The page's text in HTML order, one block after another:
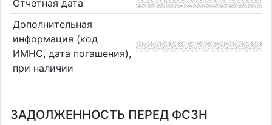
Отчетная дата
Дополнительная
информация (код
ИМНС, дата погашения),
при наличии
ЗАДОЛЖЕННОСТЬ ПЕРЕД ФСЗН